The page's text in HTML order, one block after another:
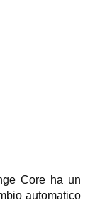
Core ha un
automatico